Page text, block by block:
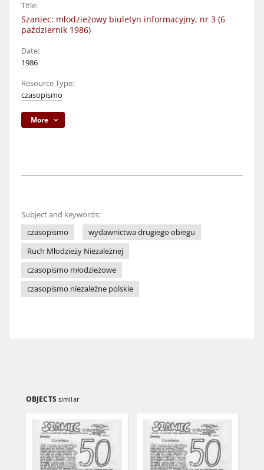
Title:
Szaniec: młodzieżowy biuletyn informacyjny, nr 3 (6
październik 1986)
Date:
1986
Resource Type:
czasopismo
More
Subject and keywords:
czasopismo
wydawnictwa drugiego obiegu
Ruch Młodzieży Niezależnej
czasopismo młodzieżowe
czasopismo niezależne polskie
OBJECTS similar